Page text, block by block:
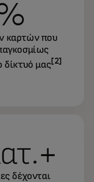
καρτών που
δίκτυό μας [2]
δέχονται